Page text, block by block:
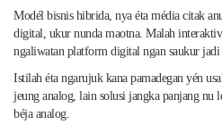
Modél bisnis hibrida, nya éta média citak
digital, ukur nunda maotna. Malah
ngaliwatan platform digital ngan saukur
Istilah éta ngarujuk kana pamadegan yén
jeung analog, lain solusi jangka panjang nu
béja analog.